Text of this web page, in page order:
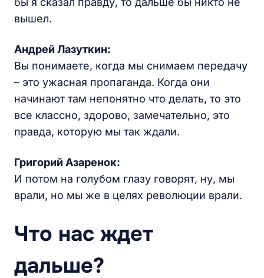
вышел.
Андрей Лазуткин:
Вы понимаете, когда мы снимаем передачу
– это ужасная пропаганда. Когда они
начинают там непонятно что делать, то это
все классно, здорово, замечательно, это
правда, которую мы так ждали.
Григорий Азаренок:
И потом на голубом глазу говорят, ну, мы
врали, но мы же в целях революции врали.
Что нас ждет
дальше?